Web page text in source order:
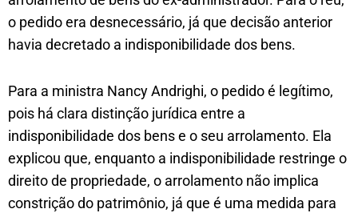
o pedido era desnecessário, já que decisão anterior
havia decretado a indisponibilidade dos bens.
Para a ministra Nancy Andrighi, o pedido é legítimo,
pois há clara distinção jurídica entre a
indisponibilidade dos bens e o seu arrolamento. Ela
explicou que, enquanto a indisponibilidade restringe o
direito de propriedade, o arrolamento não implica
constrição do patrimônio, já que é uma medida para